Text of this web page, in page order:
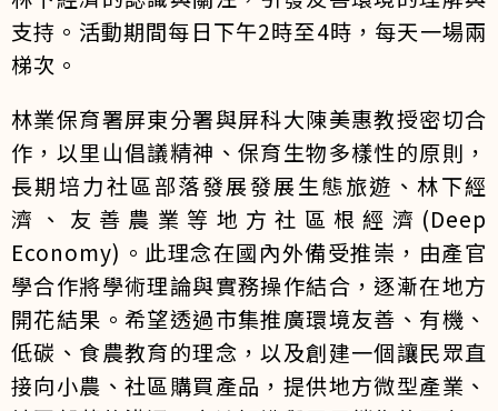
支持。活動期間每日下午2時至4時，每天一場兩
梯次。
林業保育署屏東分署與屏科大陳美惠教授密切合
作，以里山倡議精神、保育生物多樣性的原則，
長期培力社區部落發展發展生態旅遊、林下經
濟、友善農業等地方社區根經濟(Deep
Economy)。此理念在國內外備受推崇，由產官
學合作將學術理論與實務操作結合，逐漸在地方
開花結果。希望透過市集推廣環境友善、有機、
低碳、食農教育的理念，以及創建一個讓民眾直
接向小農、社區購買產品，提供地方微型產業、